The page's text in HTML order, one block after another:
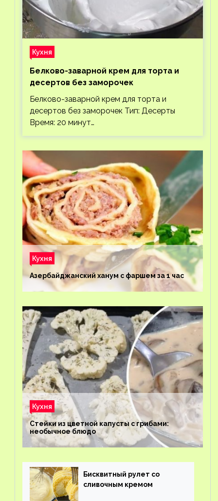
Кухня
Белково-заварной крем для торта и
десертов без заморочек
Белково-заварной крем для торта и
десертов без заморочек Тип: Десерты
Время: 20 минут…
Кухня
Азербайджанский ханум с фаршем за 1 час
Кухня
Стейки из цветной капусты с грибами:
необычное блюдо
Бисквитный рулет со
сливочным кремом